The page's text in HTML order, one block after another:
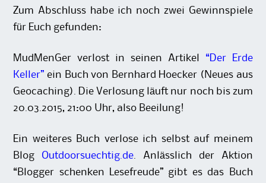
Zum Abschluss habe ich noch zwei Gewinnspiele
für Euch gefunden:
MudMenGer verlost in seinen Artikel “Der Erde
Keller” ein Buch von Bernhard Hoecker (Neues aus
Geocaching). Die Verlosung läuft nur noch bis zum
20.03.2015, 21:00 Uhr, also Beeilung!
Ein weiteres Buch verlose ich selbst auf meinem
Blog Outdoorsuechtig.de . Anlässlich der Aktion
“Blogger schenken Lesefreude” gibt es das Buch